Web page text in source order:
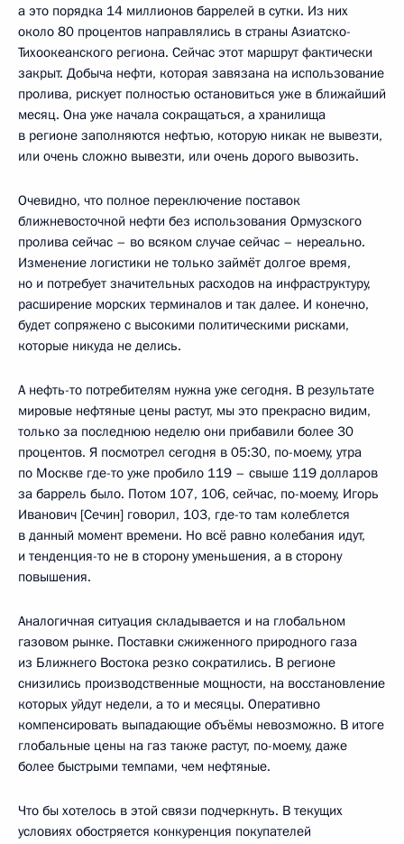
а это порядка 14 миллионов баррелей в сутки. Из них
около 80 процентов направлялись в страны Азиатско-
Тихоокеанского региона. Сейчас этот маршрут фактически
закрыт. Добыча нефти, которая завязана на использование
пролива, рискует полностью остановиться уже в ближайший
месяц. Она уже начала сокращаться, а хранилища
в регионе заполняются нефтью, которую никак не вывезти,
или очень сложно вывезти, или очень дорого вывозить.
Очевидно, что полное переключение поставок
ближневосточной нефти без использования Ормузского
пролива сейчас – во всяком случае сейчас – нереально.
Изменение логистики не только займёт долгое время,
но и потребует значительных расходов на инфраструктуру,
расширение морских терминалов и так далее. И конечно,
будет сопряжено с высокими политическими рисками,
которые никуда не делись.
А нефть-то потребителям нужна уже сегодня. В результате
мировые нефтяные цены растут, мы это прекрасно видим,
только за последнюю неделю они прибавили более 30
процентов. Я посмотрел сегодня в 05:30, по-моему, утра
по Москве где-то уже пробило 119 – свыше 119 долларов
за баррель было. Потом 107, 106, сейчас, по-моему, Игорь
Иванович [Сечин] говорил, 103, где-то там колеблется
в данный момент времени. Но всё равно колебания идут,
и тенденция-то не в сторону уменьшения, а в сторону
повышения.
Аналогичная ситуация складывается и на глобальном
газовом рынке. Поставки сжиженного природного газа
из Ближнего Востока резко сократились. В регионе
снизились производственные мощности, на восстановление
которых уйдут недели, а то и месяцы. Оперативно
компенсировать выпадающие объёмы невозможно. В итоге
глобальные цены на газ также растут, по-моему, даже
более быстрыми темпами, чем нефтяные.
Что бы хотелось в этой связи подчеркнуть. В текущих
условиях обостряется конкуренция покупателей